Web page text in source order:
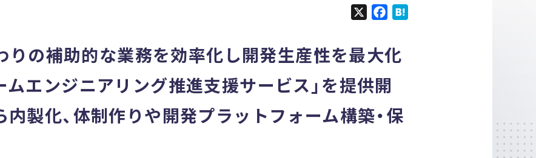
りの補助的な業務を効率化し開発生産性を最大化
ムエンジニアリング推進支援サービス」を提供開
製化、体制作りや開発プラットフォーム構築・保
X F
a
c
e
b
o
o
k